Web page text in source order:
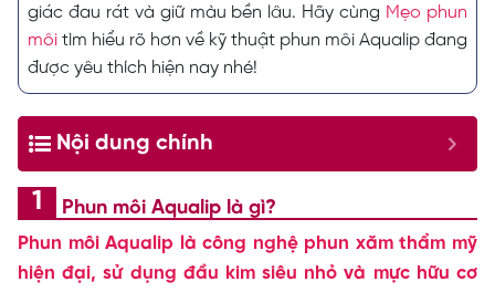
giác đau rát và giữ màu bền lâu. Hãy cùng Mẹo phun
môi tìm hiểu rõ hơn về kỹ thuật phun môi Aqualip đang
được yêu thích hiện nay nhé!
Nội dung chính
Phun môi Aqualip là gì?
Phun môi Aqualip là công nghệ phun xăm thẩm mỹ
hiện đại, sử dụng đầu kim siêu nhỏ và mực hữu cơ